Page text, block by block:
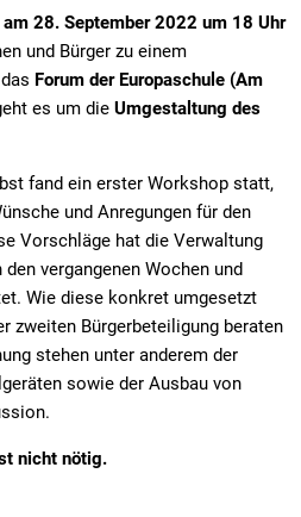
am 28. September 2022 um 18 Uhr
und Bürger zu einem
Forum der Europaschule (Am
es um die Umgestaltung des
fand ein erster Workshop statt,
und Anregungen für den
Vorschläge hat die Verwaltung
vergangenen Wochen und
Wie diese konkret umgesetzt
zweiten Bürgerbeteiligung beraten
stehen unter anderem der
sowie der Ausbau von
nicht nötig.